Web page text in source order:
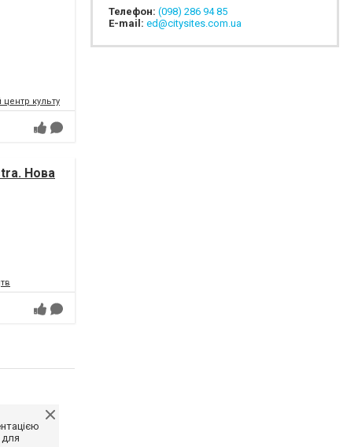
культури і мистецтв Федерації профспілок України
Нова
для
Телефон: (098) 286 94 85
E-mail: ed@citysites.com.ua